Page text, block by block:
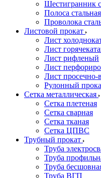
Шестигранник
Полоса стальная
Проволока
Листовой прокат
Лист
Лист
Лист рифленый
Лист
Лист
Рулонный
Сетка металлическая
Сетка плетеная
Сетка сварная
Сетка тканая
Сетка ЦПВС
Трубный прокат
Труба
Труба
Труба
Труба ВГП